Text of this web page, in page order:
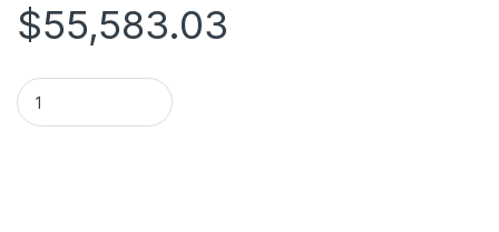
$55,583.03
THINKSYSTEM 2 5 IN MULTI VENDOR 1.92TB READ